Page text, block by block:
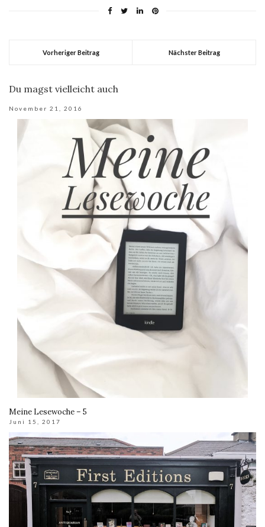
Vorheriger Beitrag Nächster Beitrag
Du magst vielleicht auch
November 21, 2016
Meine Lesewoche – 5
Juni 15, 2017